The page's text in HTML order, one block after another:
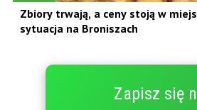
Zbiory trwają, a ceny stoją w
sytuacja na Broniszach
Zapisz się